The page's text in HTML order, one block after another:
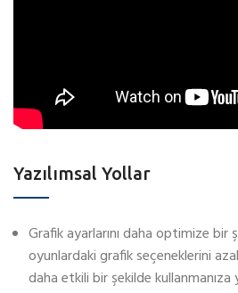
Yazılımsal Yollar
Grafik ayarlarını daha optimize bir
oyunlardaki grafik seçeneklerini
daha etkili bir şekilde kullanmanıza